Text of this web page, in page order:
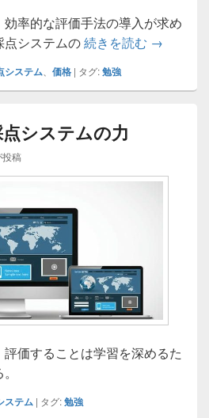
率的な評価手法の導入が求め
点システムの続きを読む 教育現場
→
システム 価格 | タグ:勉強
システムの力
稿
価することは学習を深めるた
ステム | タグ:勉強